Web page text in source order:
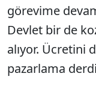
görevime
Devlet bir de
alıyor. Ücretini
pazarlama